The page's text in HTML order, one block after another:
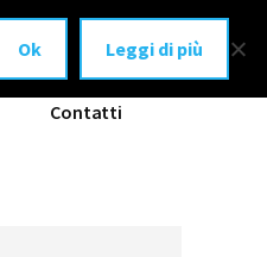
Contatti
Ok Leggi di più